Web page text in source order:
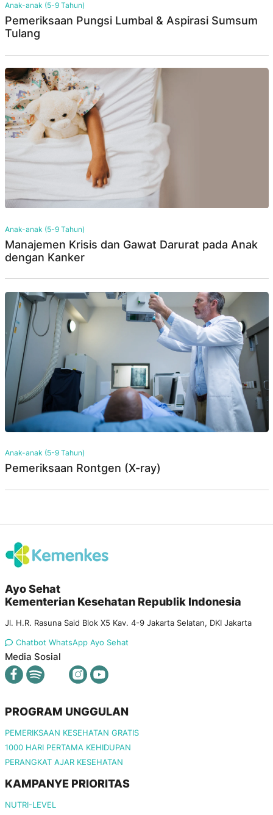
Anak-anak (5-9 Tahun)
Pemeriksaan Pungsi Lumbal & Aspirasi Sumsum
Tulang
Anak-anak (5-9 Tahun)
Manajemen Krisis dan Gawat Darurat pada Anak
dengan Kanker
Anak-anak (5-9 Tahun)
Pemeriksaan Rontgen (X-ray)
Ayo Sehat
Kementerian Kesehatan Republik Indonesia
Jl. H.R. Rasuna Said Blok X5 Kav. 4-9 Jakarta Selatan, DKI Jakarta
Chatbot WhatsApp Ayo Sehat
Media Sosial
PROGRAM UNGGULAN
PEMERIKSAAN KESEHATAN GRATIS
1000 HARI PERTAMA KEHIDUPAN
PERANGKAT AJAR KESEHATAN
KAMPANYE PRIORITAS
NUTRI-LEVEL